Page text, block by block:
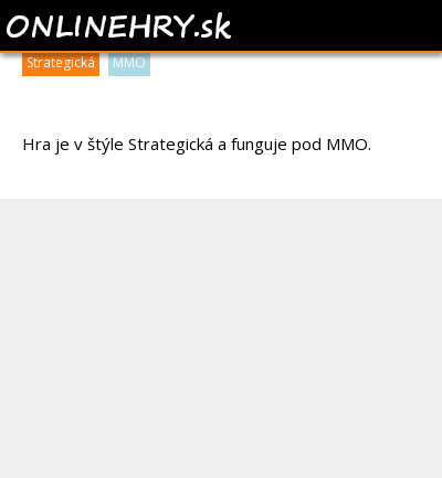
Hra pridaná 4.2.2013 a získala od hráčov
Strategická
MMO
Hra je v štýle Strategická a funguje pod MMO.